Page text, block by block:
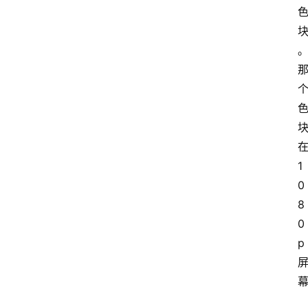
色
块
。
那
个
色
块
在
1
0
8
0
p
屏
幕